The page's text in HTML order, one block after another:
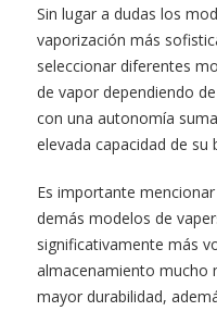
Sin lugar a dudas los
vaporización más
seleccionar diferentes
de vapor dependiendo
con una autonomía
elevada capacidad de su
Es importante
demás modelos de
significativamente más
almacenamiento mucho
mayor durabilidad,